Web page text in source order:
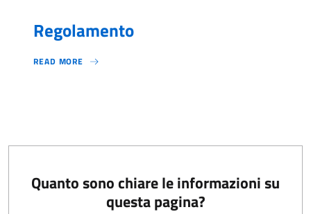
Regolamento
READ MORE
Quanto sono chiare le informazioni su
questa pagina?